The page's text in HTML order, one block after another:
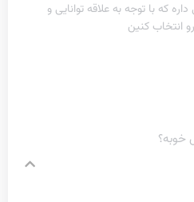
که با توجه به علاقه توانایی و
انتخاب کنین
خوبه؟